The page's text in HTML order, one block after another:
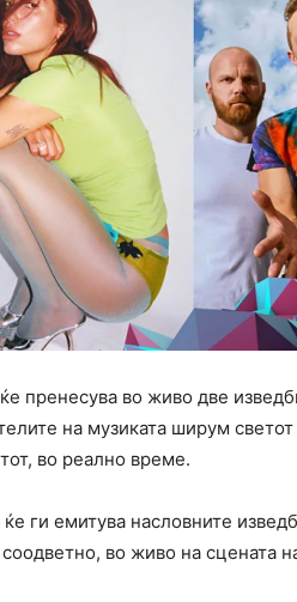
пренесува во живо две
на музиката ширум
во реално време.
ги емитува насловните
во живо на сцената